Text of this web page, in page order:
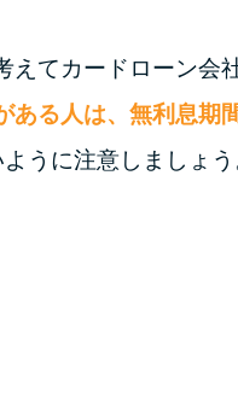
てカードローン会
ある人は、無利息期
うに注意しましょう